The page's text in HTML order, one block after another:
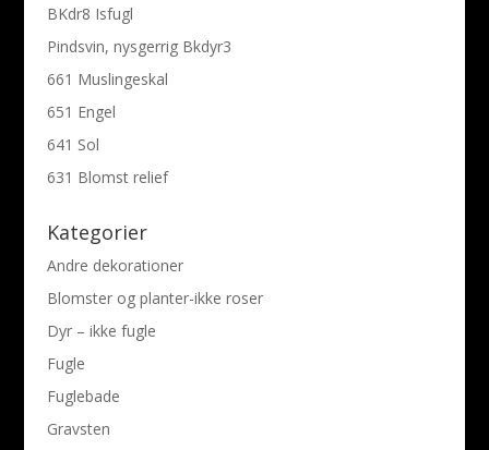
BKdr8 Isfugl
Pindsvin, nysgerrig Bkdyr3
661 Muslingeskal
651 Engel
641 Sol
631 Blomst relief
Kategorier
Andre dekorationer
Blomster og planter-ikke roser
Dyr – ikke fugle
Fugle
Fuglebade
Gravsten